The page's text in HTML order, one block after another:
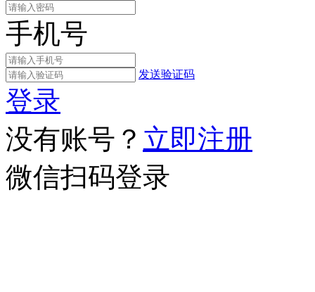
手机号
发送验证码
登录
没有账号？ 立即注册
微信扫码登录